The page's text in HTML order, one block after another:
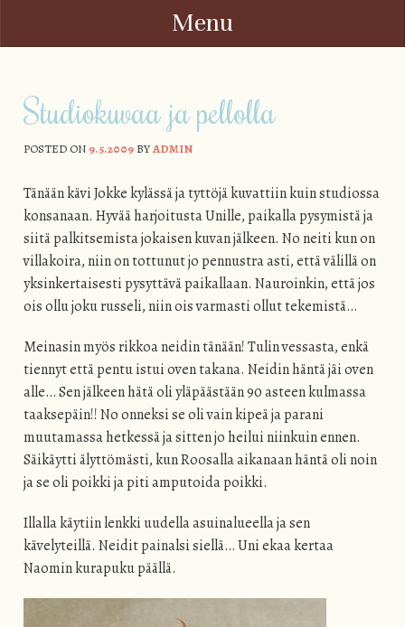
Menu
Studiokuvaa ja pellolla
POSTED ON 9.5.2009BYADMIN
Tänään kävi Jokke kylässä ja tyttöjä kuvattiin kuin studiossa
konsanaan. Hyvää harjoitusta Unille, paikalla pysymistä ja
siitä palkitsemista jokaisen kuvan jälkeen. No neiti kun on
villakoira, niin on tottunut jo pennustra asti, että välillä on
yksinkertaisesti pysyttävä paikallaan. Nauroinkin, että jos
ois ollu joku russeli, niin ois varmasti ollut tekemistä…
Meinasin myös rikkoa neidin tänään! Tulin vessasta, enkä
tiennyt että pentu istui oven takana. Neidin häntä jäi oven
alle… Sen jälkeen hätä oli yläpäästään 90 asteen kulmassa
taaksepäin!! No onneksi se oli vain kipeä ja parani
muutamassa hetkessä ja sitten jo heilui niinkuin ennen.
Säikäytti älyttömästi, kun Roosalla aikanaan häntä oli noin
ja se oli poikki ja piti amputoida poikki.
Illalla käytiin lenkki uudella asuinalueella ja sen
kävelyteillä. Neidit painalsi siellä… Uni ekaa kertaa
Naomin kurapuku päällä.